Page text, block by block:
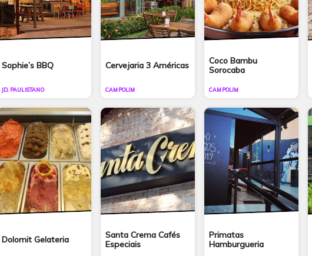
Sophie’s BBQ
JD. PAULISTANO
Cervejaria 3 Américas
CAMPOLIM
Coco Bambu
Sorocaba
CAMPOLIM
Dolomit Gelateria
Santa Crema Cafés
Especiais
Primatas
Hamburgueria